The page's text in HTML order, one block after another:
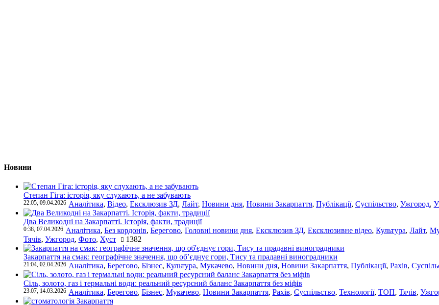
Новини
Степан Гіга: історія, яку слухають, а не забувають
22:05, 09.04.2026 Аналітика, Відео, Ексклюзив ЗД, Лайт, Новини дня, Новини Закарпаття, Публікації, Суспільство, Ужгород,
Два Великодні на Закарпатті. Історія, факти, традиції
0:38, 07.04.2026 Аналітика, Без кордонів, Берегово, Головні новини дня, Ексклюзив ЗД, Ексклюзивне відео, Культура, Лайт,
Тячів, Ужгород, Фото, Хуст 1382
Закарпаття на смак: географічне значення, що об’єднує гори, Тису та прадавні виноградники
21:04, 02.04.2026 Аналітика, Берегово, Бізнес, Культура, Мукачево, Новини дня, Новини Закарпаття, Публікації, Рахів,
Сіль, золото, газ і термальні води: реальний ресурсний баланс Закарпаття без міфів
23:07, 14.03.2026 Аналітика, Берегово, Бізнес, Мукачево, Новини Закарпаття, Рахів, Суспільство, Технології, ТОП, Тячів,